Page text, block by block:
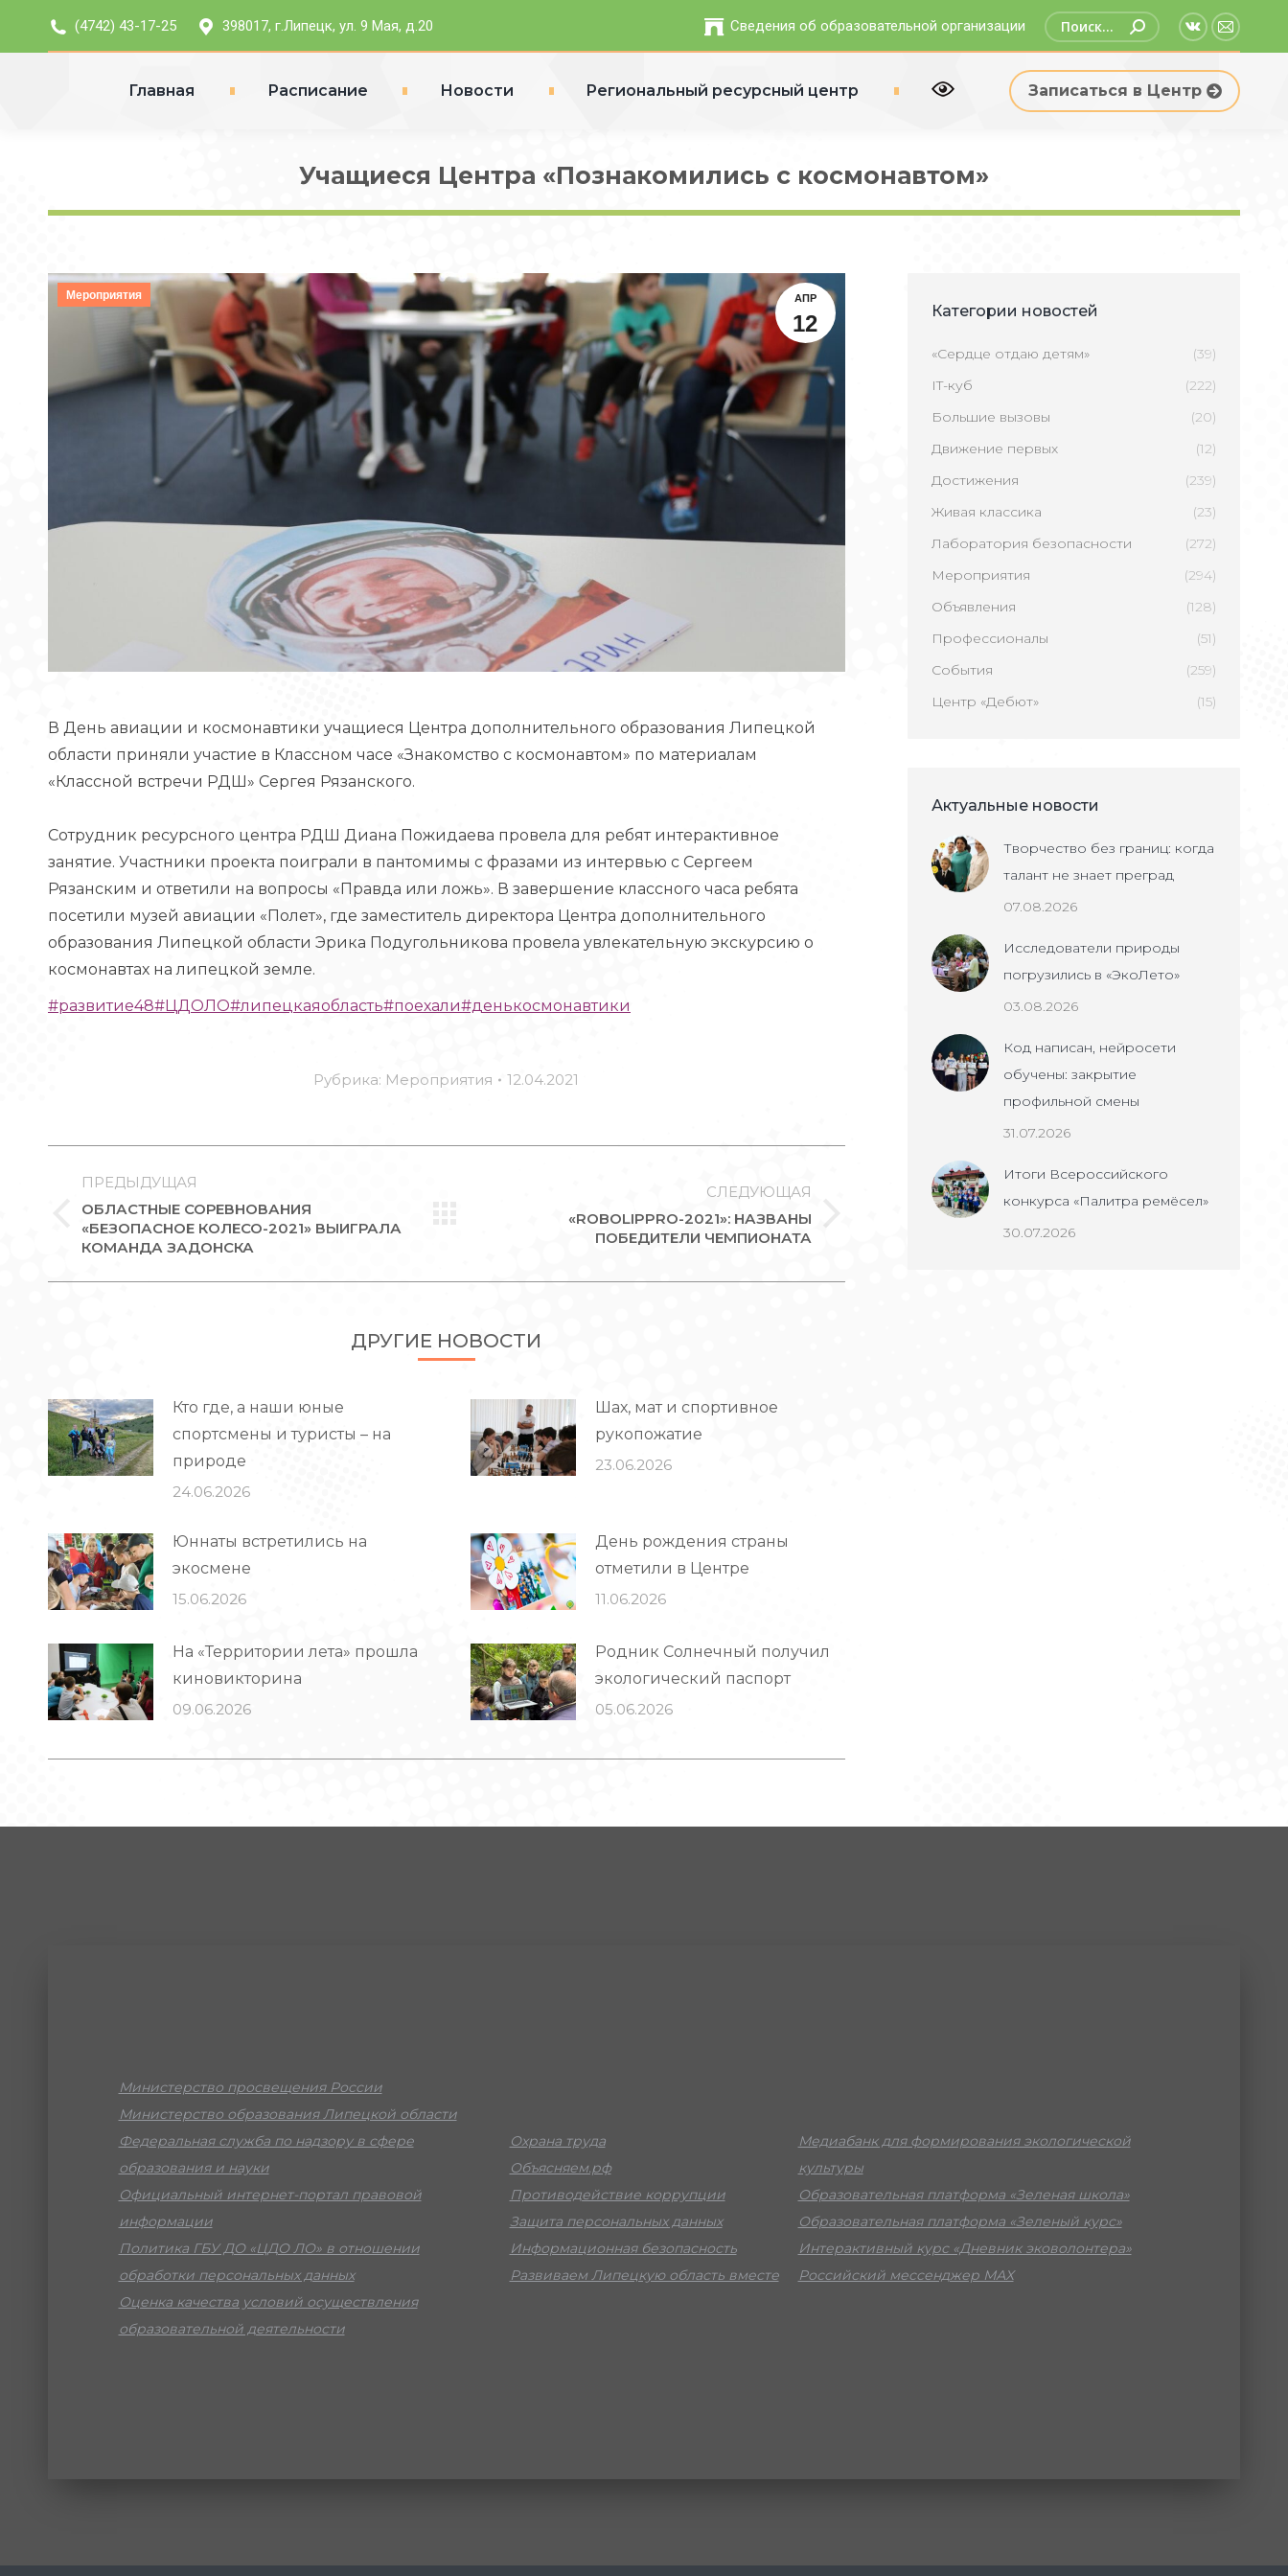
(4742) 43-17-25 398017, г.Липецк, ул. 9 Мая, д.20 Сведения об образовательной организации Поиск:
Страница
Вконтакте
Email
Главная Расписание Новости Региональный ресурсный центр Записаться в Центр
Учащиеся Центра «Познакомились с космонавтом»
АПР
12
Мероприятия
В День авиации и космонавтики учащиеся Центра дополнительного образования Липецкой
области приняли участие в Классном часе «Знакомство с космонавтом» по материалам
«Классной встречи РДШ» Сергея Рязанского.
Сотрудник ресурсного центра РДШ Диана Пожидаева провела для ребят интерактивное
занятие. Участники проекта поиграли в пантомимы с фразами из интервью с Сергеем
Рязанским и ответили на вопросы «Правда или ложь». В завершение классного часа ребята
посетили музей авиации «Полет», где заместитель директора Центра дополнительного
образования Липецкой области Эрика Подугольникова провела увлекательную экскурсию о
космонавтах на липецкой земле.
#развитие48#ЦДОЛО#липецкаяобласть#поехали#денькосмонавтики
Рубрика: Мероприятия 12.04.2021
ПО
ЗАПИСЯМ
ПРЕДЫДУЩАЯ
Предыдущая
запись:
ОБЛАСТНЫЕ СОРЕВНОВАНИЯ
«БЕЗОПАСНОЕ КОЛЕСО-2021» ВЫИГРАЛА
КОМАНДА ЗАДОНСКА
СЛЕДУЮЩАЯ
Следующая«ROBOLIPPRO-2021»: НАЗВАНЫ
ПОБЕДИТЕЛИ ЧЕМПИОНАТА
ДРУГИЕ НОВОСТИ
Кто где, а наши юные
спортсмены и туристы – на
природе
24.06.2026
Шах, мат и спортивное
рукопожатие
23.06.2026
Юннаты встретились на
экосмене
15.06.2026
День рождения страны
отметили в Центре
11.06.2026
На «Территории лета» прошла
киновикторина
09.06.2026
Родник Солнечный получил
экологический паспорт
05.06.2026
Категории новостей
«Сердце отдаю детям»
(39)
IT-куб
(222)
Большие вызовы
(20)
Движение первых
(12)
Достижения
(239)
Живая классика
(23)
Лаборатория безопасности
(272)
Мероприятия
(294)
Объявления
(128)
Профессионалы
(51)
События
(259)
Центр «Дебют»
(15)
Актуальные новости
Творчество без границ: когда
талант не знает преград
07.08.2026
Исследователи природы
погрузились в «ЭкоЛето»
03.08.2026
Код написан, нейросети
обучены: закрытие
профильной смены
31.07.2026
Итоги Всероссийского
конкурса «Палитра ремёсел»
30.07.2026
Министерство просвещения России
Министерство образования Липецкой области
Федеральная служба по надзору в сфере
образования и науки
Официальный интернет-портал правовой
информации
Политика ГБУ ДО «ЦДО ЛО» в отношении
обработки персональных данных
Оценка качества условий осуществления
образовательной деятельности
Охрана труда
Объясняем.рф
Противодействие коррупции
Защита персональных данных
Информационная безопасность
Развиваем Липецкую область вместе
Медиабанк для формирования экологической
культуры
Образовательная платформа «Зеленая школа»
Образовательная платформа «Зеленый курс»
Интерактивный курс «Дневник эковолонтера»
Российский мессенджер МАХ